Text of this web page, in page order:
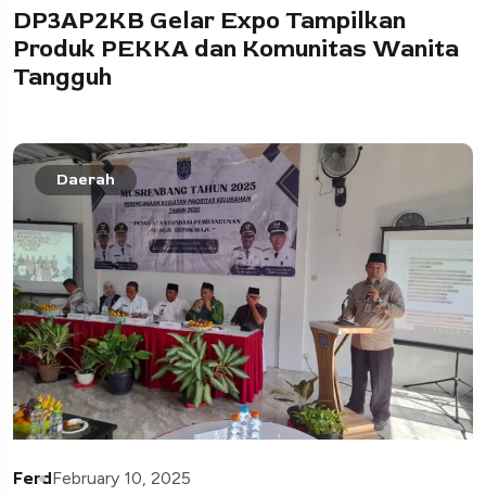
DP3AP2KB Gelar Expo Tampilkan
Produk PEKKA dan Komunitas Wanita
Tangguh
Daerah
FerdFebruary 10, 2025